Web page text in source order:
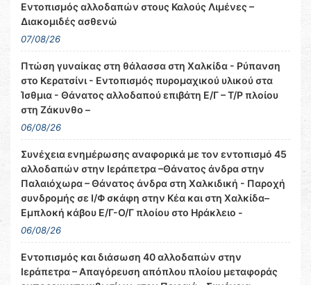
Εντοπισμός αλλοδαπών στους Καλούς Λιμένες –
Διακομιδές ασθενώ
07/08/26
Πτώση γυναίκας στη θάλασσα στη Χαλκίδα - Ρύπανση
στο Κερατσίνι - Εντοπισμός πυρομαχικού υλικού στα
Ίσθμια - Θάνατος αλλοδαπού επιβάτη Ε/Γ – Τ/Ρ πλοίου
στη Ζάκυνθο –
06/08/26
Συνέχεια ενημέρωσης αναφορικά με τον εντοπισμό 45
αλλοδαπών στην Ιεράπετρα –Θάνατος άνδρα στην
Παλαιόχωρα – Θάνατος άνδρα στη Χαλκιδική - Παροχή
συνδρομής σε Ι/Φ σκάφη στην Κέα και στη Χαλκίδα–
Εμπλοκή κάβου Ε/Γ-Ο/Γ πλοίου στο Ηράκλειο -
06/08/26
Εντοπισμός και διάσωση 40 αλλοδαπών στην
Ιεράπετρα – Απαγόρευση απόπλου πλοίου μεταφοράς